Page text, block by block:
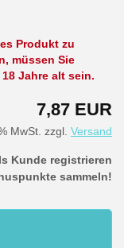
Produkt zu
müssen Sie
Jahre alt sein.
7,87 EUR
MwSt. zzgl. Versand
Kunde registrieren
sammeln!